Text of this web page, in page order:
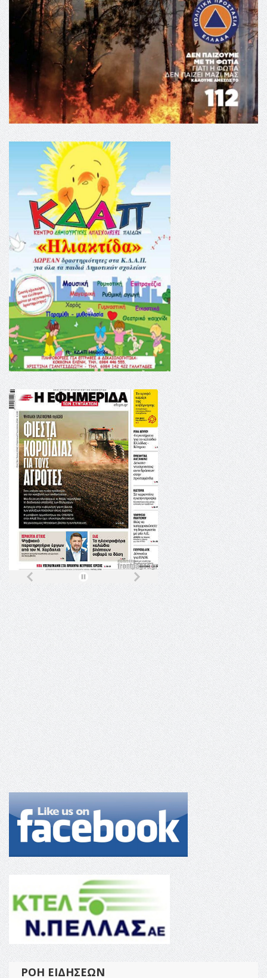
ΡΟΉ ΕΙΔΉΣΕΩΝ